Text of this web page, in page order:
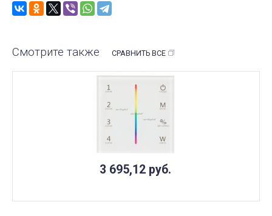
Смотрите также СРАВНИТЬ ВСЕ
3 695,12 руб.